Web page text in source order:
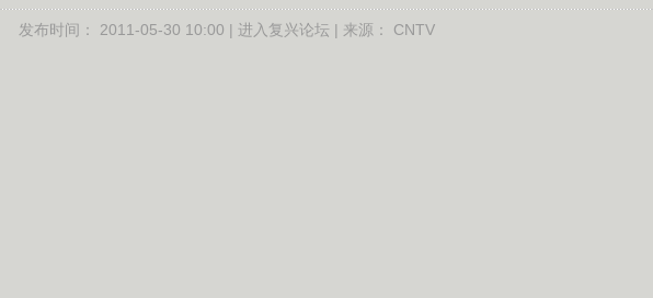
发布时间： 2011-05-30 10:00 | 进入复兴论坛 | 来源： CNTV